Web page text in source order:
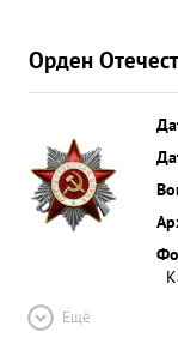
Орден
Ещё